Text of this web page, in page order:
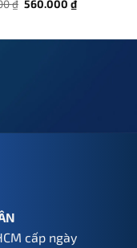
₫
gốc
560.000 ₫
hiện
560.000 ₫.
cấp ngày